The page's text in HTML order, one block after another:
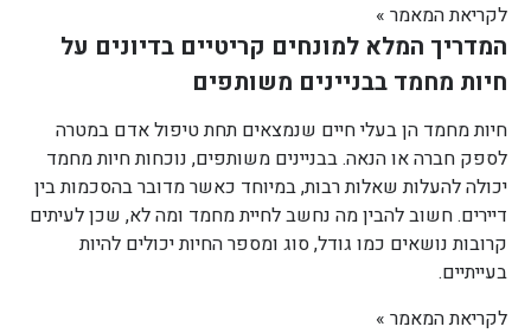
לקריאת המאמר »
המדריך המלא למונחים קריטיים בדיונים על
חיות מחמד בבניינים משותפים
חיות מחמד הן בעלי חיים שנמצאים תחת טיפול אדם במטרה
לספק חברה או הנאה. בבניינים משותפים, נוכחות חיות מחמד
יכולה להעלות שאלות רבות, במיוחד כאשר מדובר בהסכמות בין
דיירים. חשוב להבין מה נחשב לחיית מחמד ומה לא, שכן לעיתים
קרובות נושאים כמו גודל, סוג ומספר החיות יכולים להיות
בעייתיים.
לקריאת המאמר »